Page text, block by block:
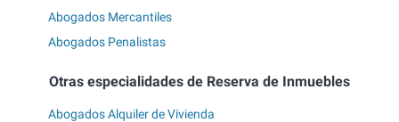
Abogados Mercantiles
Abogados Penalistas
Otras especialidades de Reserva de Inmuebles
Abogados Alquiler de Vivienda